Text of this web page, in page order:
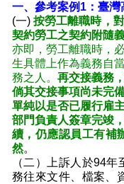
一、參考案例1：臺
(一)按勞工離職時，
契約勞工之契約附隨
亦即，勞工離職時，
生具體上作為義務自
務之人。 再交接義務
倘其交接事項尚未完
單純以是否已履行雇
部門負責人簽章完竣
續，仍應認員工有補
然。
（二）上訴人於94
務往來文件、檔案、